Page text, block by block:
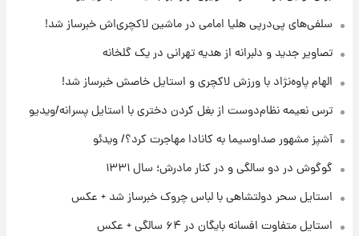
تلویزیون/ویدیو
۲۲ ساعت پیش
ثریا اسفندیاری بعد از طلاق و در دیدار با گروه
بیتلز
۲۲ ساعت پیش
ادعای جنجالی درباره اینفانتینو؛ اتهام پرداخت
سلفی‌های پی‌درپی هلیا امامی در ماشین لاکچری‌اش خبرساز شد!
تصاویر جدید و دلبرانه از هدیه تهرانی در یک گلخانه
الهام پاوه‌نژاد با ورزش لاکچری و استایل خاصش خبرساز شد!
ترس نعیمه نظام‌دوست از بغل کردن دختری با استایل پسرانه/ویدیو
آشپز مشهور صداوسیما به کانادا مهاجرت کرد؟/ ویدئو
گوگوش در دو سالگی و در کنار مادرش؛ سال ۱۳۳۱
استایل سحر دولتشاهی با لباس چروک خبرساز شد + عکس
استایل متفاوت افسانه بایگان در ۶۴ سالگی + عکس